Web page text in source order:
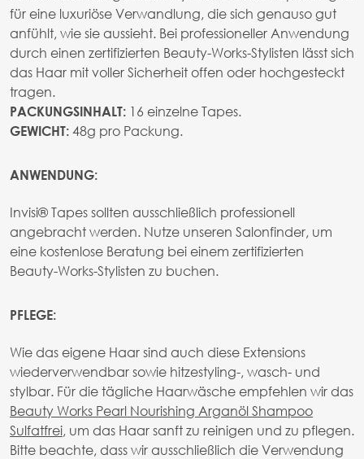
für eine luxuriöse Verwandlung, die sich genauso gut
anfühlt, wie sie aussieht. Bei professioneller Anwendung
durch einen zertifizierten Beauty-Works-Stylisten lässt sich
das Haar mit voller Sicherheit offen oder hochgesteckt
tragen.
PACKUNGSINHALT: 16 einzelne Tapes.
GEWICHT: 48g pro Packung.
ANWENDUNG:
Invisi® Tapes sollten ausschließlich professionell
angebracht werden. Nutze unseren Salonfinder, um
eine kostenlose Beratung bei einem zertifizierten
Beauty-Works-Stylisten zu buchen.
PFLEGE:
Wie das eigene Haar sind auch diese Extensions
wiederverwendbar sowie hitzestyling-, wasch- und
stylbar. Für die tägliche Haarwäsche empfehlen wir das
Beauty Works Pearl Nourishing Arganöl Shampoo
Sulfatfrei, um das Haar sanft zu reinigen und zu pflegen.
Bitte beachte, dass wir ausschließlich die Verwendung